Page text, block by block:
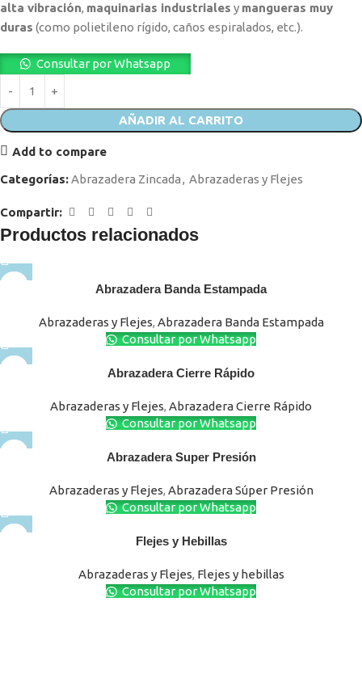
alta vibración, maquinarias industriales y mangueras muy
duras (como polietileno rígido, caños espiralados, etc.).
Consultar por Whatsapp
AÑADIR AL CARRITO
Add to compare
Categorías:Abrazadera Zincada, Abrazaderas y Flejes
Compartir:
Productos relacionados
Abrazadera Banda Estampada
Abrazaderas y Flejes, Abrazadera Banda Estampada
Consultar por Whatsapp
Abrazadera Cierre Rápido
Abrazaderas y Flejes, Abrazadera Cierre Rápido
Consultar por Whatsapp
Abrazadera Super Presión
Abrazaderas y Flejes, Abrazadera Súper Presión
Consultar por Whatsapp
Flejes y Hebillas
Abrazaderas y Flejes, Flejes y hebillas
Consultar por Whatsapp